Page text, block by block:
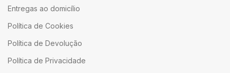
Entregas ao domicílio
Política de Cookies
Política de Devolução
Política de Privacidade